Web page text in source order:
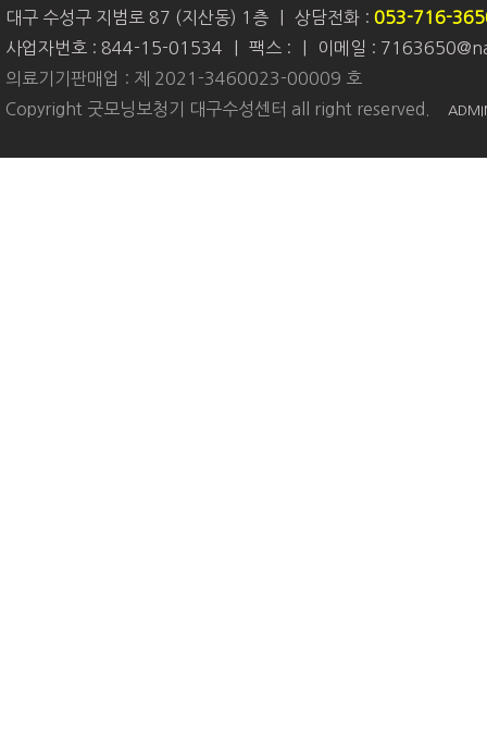
대구 수성구 지범로 87 (지산동) 1층 상담전화 : 053-716-
사업자번호 : 844-15-01534
팩스 :
이메일 :
의료기기판매업 : 제 2021-3460023-00009 호
Copyright 굿모닝보청기 대구수성센터 all right reserved.